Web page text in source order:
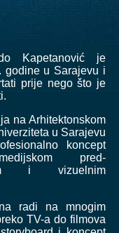
Kapetanović je
godine u Sarajevu i
prije nego što je
na Arhitektonskom
u Sarajevu
koncept
pred-
i vizuelnim
radi na mnogim
TV-a do filmova